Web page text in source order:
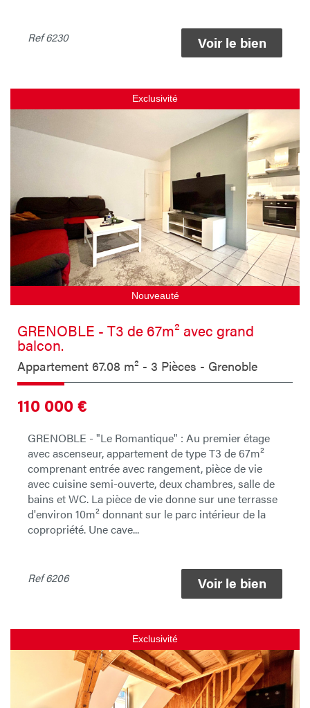
Ref6230 Voir le bien
Exclusivité
Nouveauté
GRENOBLE - T3 de 67m² avec grand
balcon.
Appartement 67.08 m² - 3 Pièces - Grenoble
110 000€
GRENOBLE - "Le Romantique" : Au premier étage
avec ascenseur, appartement de type T3 de 67m²
comprenant entrée avec rangement, pièce de vie
avec cuisine semi-ouverte, deux chambres, salle de
bains et WC. La pièce de vie donne sur une terrasse
d'environ 10m² donnant sur le parc intérieur de la
copropriété. Une cave...
Ref6206 Voir le bien
Exclusivité